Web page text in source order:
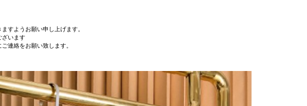
すようお願い申し上げます。
ざいます
連絡をお願い致します。